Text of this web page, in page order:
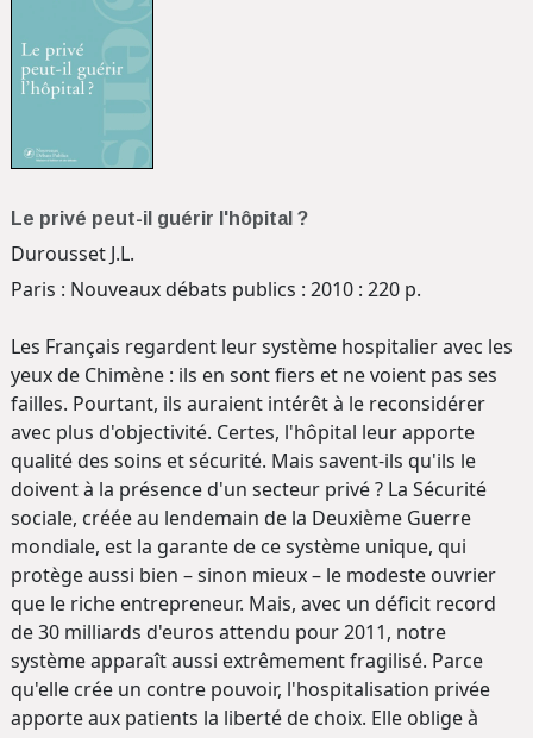
Le privé peut-il guérir l'hôpital ?
Durousset J.L.
Paris : Nouveaux débats publics : 2010 : 220 p.
Les Français regardent leur système hospitalier avec les
yeux de Chimène : ils en sont fiers et ne voient pas ses
failles. Pourtant, ils auraient intérêt à le reconsidérer
avec plus d'objectivité. Certes, l'hôpital leur apporte
qualité des soins et sécurité. Mais savent-ils qu'ils le
doivent à la présence d'un secteur privé ? La Sécurité
sociale, créée au lendemain de la Deuxième Guerre
mondiale, est la garante de ce système unique, qui
protège aussi bien – sinon mieux – le modeste ouvrier
que le riche entrepreneur. Mais, avec un déficit record
de 30 milliards d'euros attendu pour 2011, notre
système apparaît aussi extrêmement fragilisé. Parce
qu'elle crée un contre pouvoir, l'hospitalisation privée
apporte aux patients la liberté de choix. Elle oblige à